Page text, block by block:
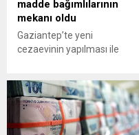
madde bağımlılarının
mekanı oldu
Gaziantep’te yeni
cezaevinin yapılması ile
cezaevi madde
bağımlılarının uğrak yeri
haline geldi. GÜNEY24.COM
– Nizip ilçesi, Kıbrıs